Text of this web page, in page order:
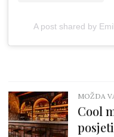
A post shared by
MOŽDA
Cool